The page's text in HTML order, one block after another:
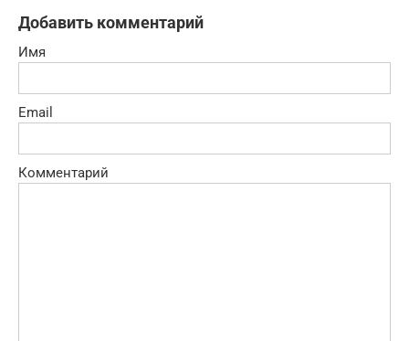
Добавить комментарий
Имя
Email
Комментарий